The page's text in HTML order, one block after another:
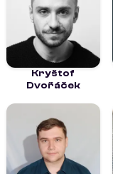
Kryštof
Dvořáček